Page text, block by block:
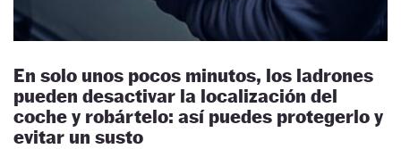
En solo unos pocos minutos, los ladrones
pueden desactivar la localización del
coche y robártelo: así puedes protegerlo y
evitar un susto